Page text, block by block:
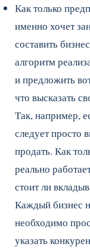
Как только
именно хочет
составить
алгоритм
и предложить
что высказать
Так, например,
следует просто
продать. Как
реально
стоит ли
Каждый бизнес
необходимо
указать